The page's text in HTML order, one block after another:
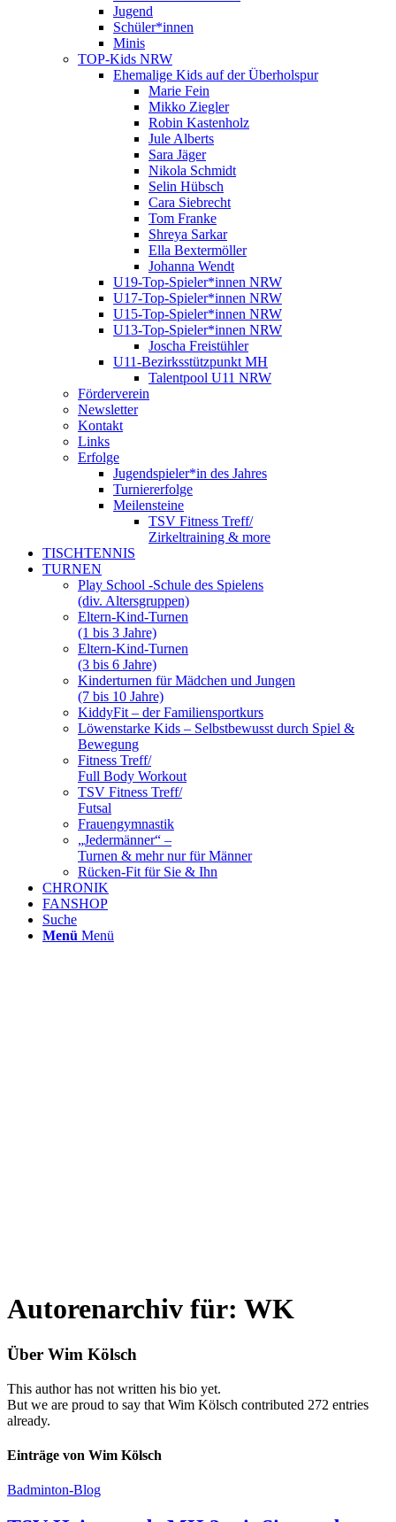
Jugend
Schüler*innen
Minis
TOP-Kids NRW
Ehemalige Kids auf der Überholspur
Marie Fein
Mikko Ziegler
Robin Kastenholz
Jule Alberts
Sara Jäger
Nikola Schmidt
Selin Hübsch
Cara Siebrecht
Tom Franke
Shreya Sarkar
Ella Bextermöller
Johanna Wendt
U19-Top-Spieler*innen NRW
U17-Top-Spieler*innen NRW
U15-Top-Spieler*innen NRW
U13-Top-Spieler*innen NRW
Joscha Freistühler
U11-Bezirksstützpunkt MH
Talentpool U11 NRW
Förderverein
Newsletter
Kontakt
Links
Erfolge
Jugendspieler*in des Jahres
Turniererfolge
Meilensteine
TSV Fitness Treff/
Zirkeltraining & more
TISCHTENNIS
TURNEN
Play School -Schule des Spielens
(div. Altersgruppen)
Eltern-Kind-Turnen
(1 bis 3 Jahre)
Eltern-Kind-Turnen
(3 bis 6 Jahre)
Kinderturnen für Mädchen und Jungen
(7 bis 10 Jahre)
KiddyFit – der Familiensportkurs
Löwenstarke Kids – Selbstbewusst durch Spiel &
Bewegung
Fitness Treff/
Full Body Workout
TSV Fitness Treff/
Futsal
Frauengymnastik
„Jedermänner“ –
Turnen & mehr nur für Männer
Rücken-Fit für Sie & Ihn
CHRONIK
FANSHOP
Suche
Menü Menü
Autorenarchiv für: WK
Über Wim Kölsch
This author has not written his bio yet.
But we are proud to say that Wim Kölsch contributed 272 entries
already.
Einträge von Wim Kölsch
Badminton-Blog